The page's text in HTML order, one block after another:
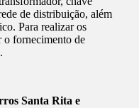
de distribuição, além
Para realizar os
o fornecimento de
Santa Rita e